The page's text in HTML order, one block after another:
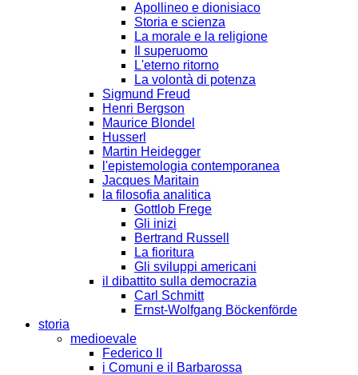
Apollineo e dionisiaco
Storia e scienza
La morale e la religione
Il superuomo
L'eterno ritorno
La volontà di potenza
Sigmund Freud
Henri Bergson
Maurice Blondel
Husserl
Martin Heidegger
l'epistemologia contemporanea
Jacques Maritain
la filosofia analitica
Gottlob Frege
Gli inizi
Bertrand Russell
La fioritura
Gli sviluppi americani
il dibattito sulla democrazia
Carl Schmitt
Ernst-Wolfgang Böckenförde
storia
medioevale
Federico II
i Comuni e il Barbarossa